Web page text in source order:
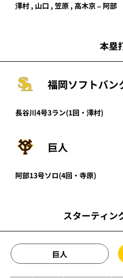
澤村 , 山口 , 笠原 , 高木京 – 阿部
本塁
福岡ソフトバン
長谷川4号3ラン(1回・ 澤村)
巨人
阿部13号ソロ(4回・ 寺原)
スターティン
巨人